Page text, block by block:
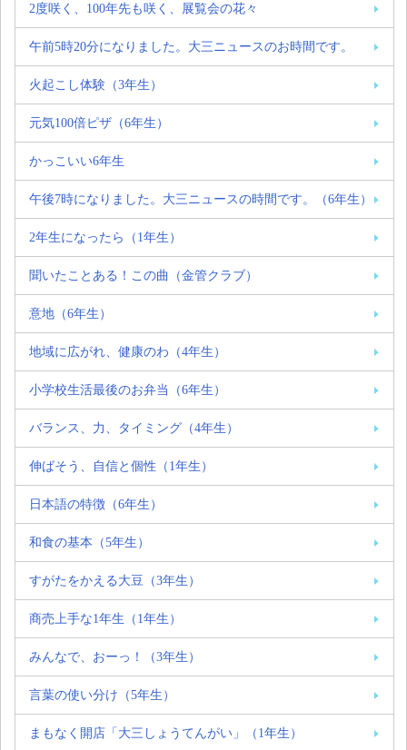
2度咲く、100年先も咲く、展覧会の花々
午前5時20分になりました。大三ニュースのお時間です。
火起こし体験（3年生）
元気100倍ピザ（6年生）
かっこいい6年生
午後7時になりました。大三ニュースの時間です。（6年生）
2年生になったら（1年生）
聞いたことある！この曲（金管クラブ）
意地（6年生）
地域に広がれ、健康のわ（4年生）
小学校生活最後のお弁当（6年生）
バランス、力、タイミング（4年生）
伸ばそう、自信と個性（1年生）
日本語の特徴（6年生）
和食の基本（5年生）
すがたをかえる大豆（3年生）
商売上手な1年生（1年生）
みんなで、おーっ！（3年生）
言葉の使い分け（5年生）
まもなく開店「大三しょうてんがい」（1年生）